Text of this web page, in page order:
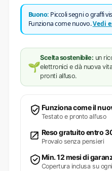
Buono: Piccoli segni o graffi
Funziona come nuovo.Vedi
🌱
Scelta sostenibile: un
elettronici e dà nuova
pronti all’uso.
Funziona come il
Testato e pronto all’uso
Reso gratuito entro
Provalo senza pensieri
Min. 12 mesi di
Copertura inclusa su